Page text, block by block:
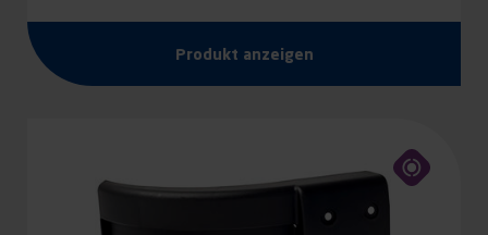
Produkt anzeigen